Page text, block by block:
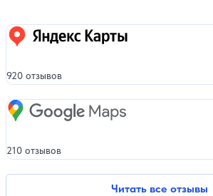
Читать все отзывы
Яндекс карты
920 отзывов
Google Maps
210 отзывов